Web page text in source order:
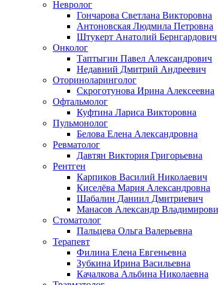
Невролог
Гончарова Светлана Викторовна
Антоновская Людмила Петровна
Штукерт Анатолий Бернгардович
Онколог
Таптыгин Павел Александрович
Недавний Дмитрий Андреевич
Оториноларинголог
Скроготунова Ирина Алексеевна
Офтальмолог
Куфтина Лариса Викторовна
Пульмонолог
Белова Елена Александровна
Ревматолог
Давтян Виктория Григорьевна
Рентген
Карпиков Василий Николаевич
Киселёва Мария Александровна
Шабалин Даниил Дмитриевич
Манасов Александр
Стоматолог
Пальцева Ольга Валерьевна
Терапевт
Филина Елена Евгеньевна
Зубкина Ирина Васильевна
Качалкова Альбина Николаевна